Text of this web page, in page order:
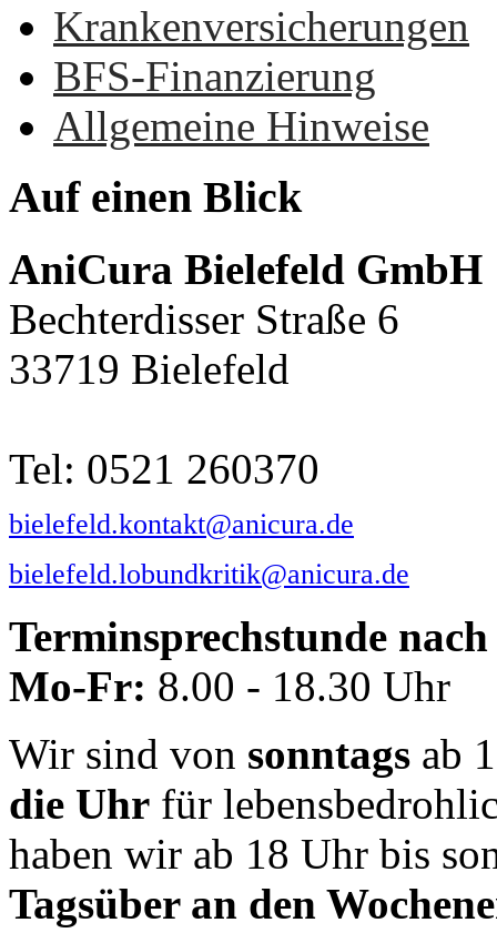
Krankenversicherungen
BFS-Finanzierung
Allgemeine Hinweise
Auf einen Blick
AniCura Bielefeld GmbH
Bechterdisser Straße 6
33719 Bielefeld
Tel: 0521 260370
bielefeld.kontakt@anicura.de
bielefeld.lobundkritik@anicura.de
Terminsprechstunde
Mo-Fr: 8.00 - 18.30 Uhr
Wir sind von sonntags ab
die Uhr für
haben wir ab 18 Uhr bis
Tagsüber an den